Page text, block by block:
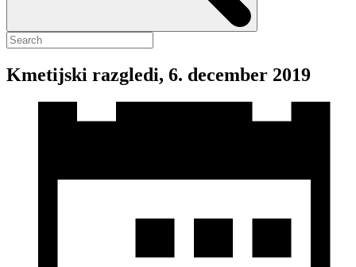
Kmetijski razgledi, 6. december 2019